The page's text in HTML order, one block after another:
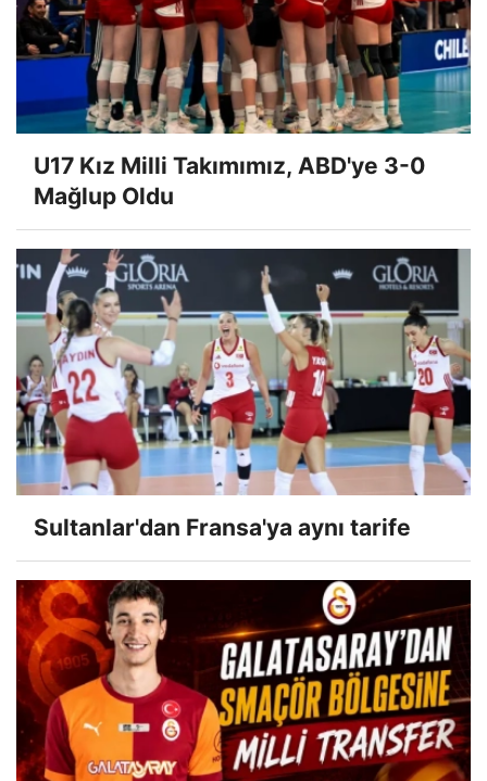
U17 Kız Milli Takımımız, ABD'ye 3-0
Mağlup Oldu
Sultanlar'dan Fransa'ya aynı tarife